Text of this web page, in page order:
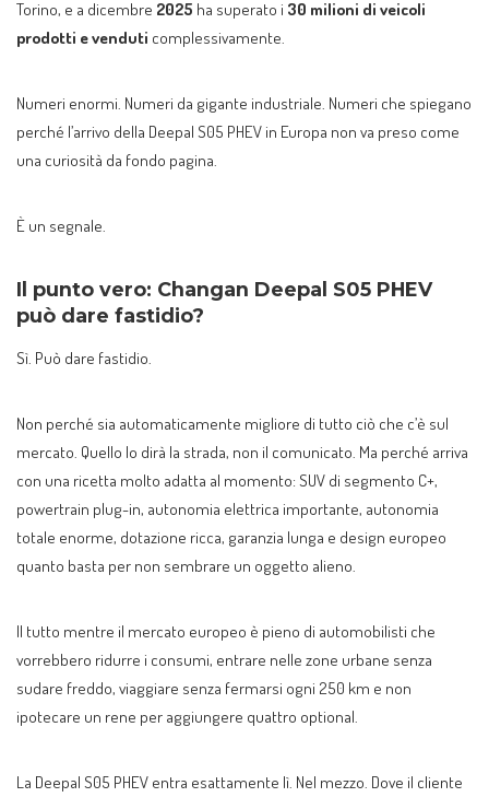
Torino, e a dicembre 2025 ha superato i 30 milioni di veicoli
prodotti e venduti complessivamente.
Numeri enormi. Numeri da gigante industriale. Numeri che spiegano
perché l’arrivo della Deepal S05 PHEV in Europa non va preso come
una curiosità da fondo pagina.
È un segnale.
Il punto vero: Changan Deepal S05 PHEV
può dare fastidio?
Sì. Può dare fastidio.
Non perché sia automaticamente migliore di tutto ciò che c’è sul
mercato. Quello lo dirà la strada, non il comunicato. Ma perché arriva
con una ricetta molto adatta al momento: SUV di segmento C+,
powertrain plug-in, autonomia elettrica importante, autonomia
totale enorme, dotazione ricca, garanzia lunga e design europeo
quanto basta per non sembrare un oggetto alieno.
Il tutto mentre il mercato europeo è pieno di automobilisti che
vorrebbero ridurre i consumi, entrare nelle zone urbane senza
sudare freddo, viaggiare senza fermarsi ogni 250 km e non
ipotecare un rene per aggiungere quattro optional.
La Deepal S05 PHEV entra esattamente lì. Nel mezzo. Dove il cliente